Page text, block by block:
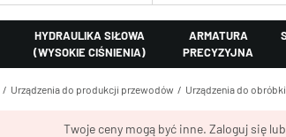
HYDRAULIKA SIŁOWA
(WYSOKIE CIŚNIENIA)
ARMATURA
PRECYZYJNA
Urządzenia do produkcji przewodów Urządzenia do
Twoje ceny mogą być inne. Zaloguj się lub